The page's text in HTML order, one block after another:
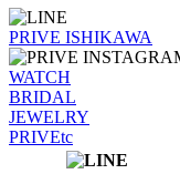
PRIVE ISHIKAWA
WATCH
BRIDAL
JEWELRY
PRIVEtc